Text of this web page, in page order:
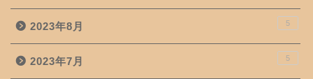
2023年8月 5
2023年7月 5